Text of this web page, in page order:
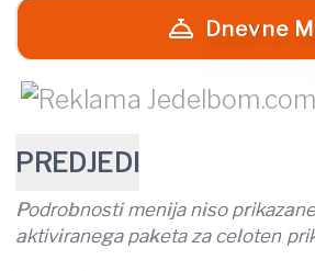
Dnevne
PREDJEDI
Podrobnosti menija niso
aktiviranega paketa za celoten